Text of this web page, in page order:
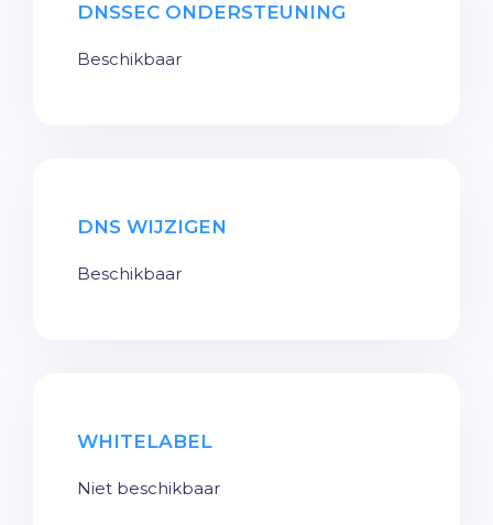
DNSSEC ONDERSTEUNING
Beschikbaar
DNS WIJZIGEN
Beschikbaar
WHITELABEL
Niet beschikbaar